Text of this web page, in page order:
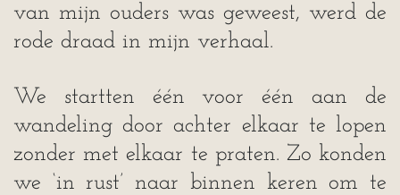
van mijn ouders was geweest, werd de
rode draad in mijn verhaal.
We startten één voor één aan de
wandeling door achter elkaar te lopen
zonder met elkaar te praten. Zo konden
we ‘in rust’ naar binnen keren om te